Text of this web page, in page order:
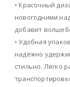
• Красочный
новогодними
добавит
• Удобная
надёжно
стильно. Легко